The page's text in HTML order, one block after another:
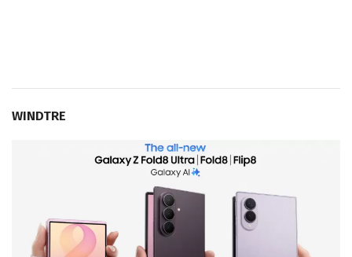
WINDTRE